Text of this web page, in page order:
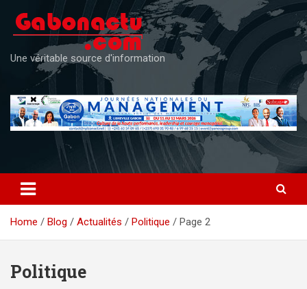
content
Une véritable source d'information
Home Blog Actualités Politique Page 2
Politique